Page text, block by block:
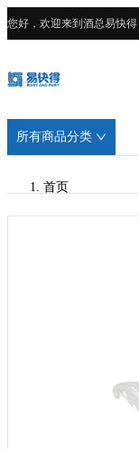
您好，欢迎来到酒总易快得
所有商品分类
首页